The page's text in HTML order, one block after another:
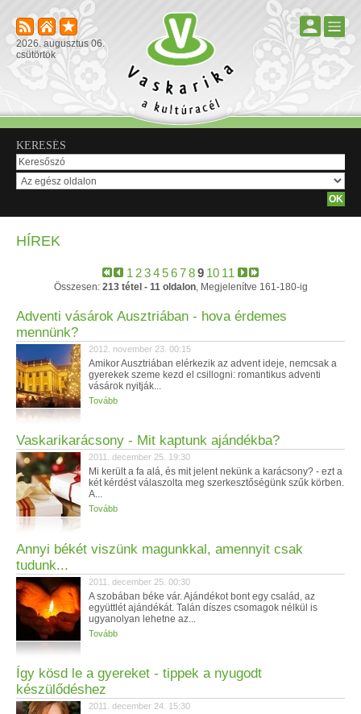
2026. augusztus 06.
csütörtök
KERESÉS
HÍREK
1 23456789 10 11
Összesen: 213 tétel - 11 oldalon, Megjelenítve 161-180-ig
Adventi vásárok Ausztriában - hova érdemes
mennünk?
2012. november 23. 00:15
Amikor Ausztriában elérkezik az advent ideje, nemcsak a
gyerekek szeme kezd el csillogni: romantikus adventi
vásárok nyitják...
Tovább
Vaskarikarácsony - Mit kaptunk ajándékba?
2011. december 25. 19:30
Mi került a fa alá, és mit jelent nekünk a karácsony? - ezt a
két kérdést válaszolta meg szerkesztőségünk szűk körben.
A...
Tovább
Annyi békét viszünk magunkkal, amennyit csak
tudunk...
2011. december 25. 00:30
A szobában béke vár. Ajándékot bont egy család, az
együttlét ajándékát. Talán díszes csomagok nélkül is
ugyanolyan lehetne az...
Tovább
Így kösd le a gyereket - tippek a nyugodt
készülődéshez
2011. december 24. 15:30